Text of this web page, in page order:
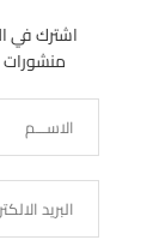
اشترك في
منشورات